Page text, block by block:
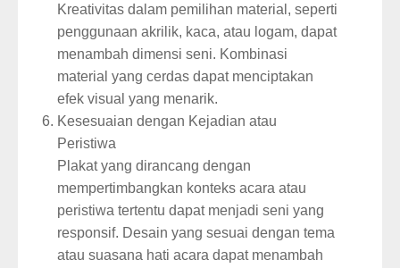
Kreativitas dalam pemilihan material, seperti
penggunaan akrilik, kaca, atau logam, dapat
menambah dimensi seni. Kombinasi
material yang cerdas dapat menciptakan
efek visual yang menarik.
Kesesuaian dengan Kejadian atau
Peristiwa
Plakat yang dirancang dengan
mempertimbangkan konteks acara atau
peristiwa tertentu dapat menjadi seni yang
responsif. Desain yang sesuai dengan tema
atau suasana hati acara dapat menambah